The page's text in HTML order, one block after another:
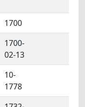
1700
1700-
02-13
10-
1778